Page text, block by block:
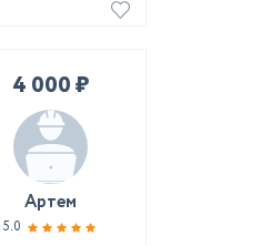
4 000 ₽
Артем
5.0